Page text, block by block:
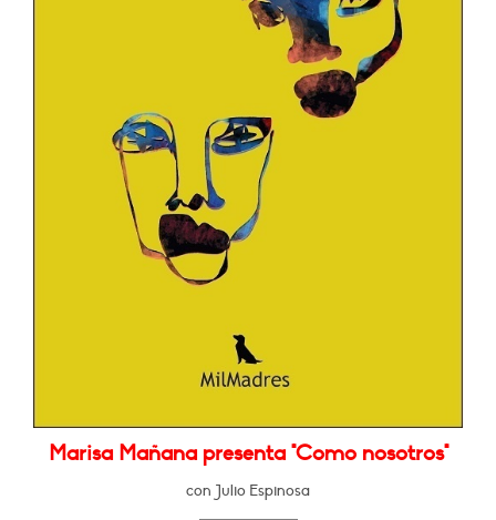
Marisa Mañana presenta "Como nosotros"
con Julio Espinosa